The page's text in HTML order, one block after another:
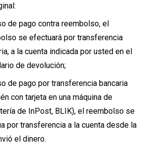
de pago contra reembolso, el
se efectuará por transferencia
a la cuenta indicada por usted en el
de devolución;
de pago por transferencia bancaria
con tarjeta en una máquina de
de InPost, BLIK), el reembolso se
por transferencia a la cuenta desde la
el dinero.